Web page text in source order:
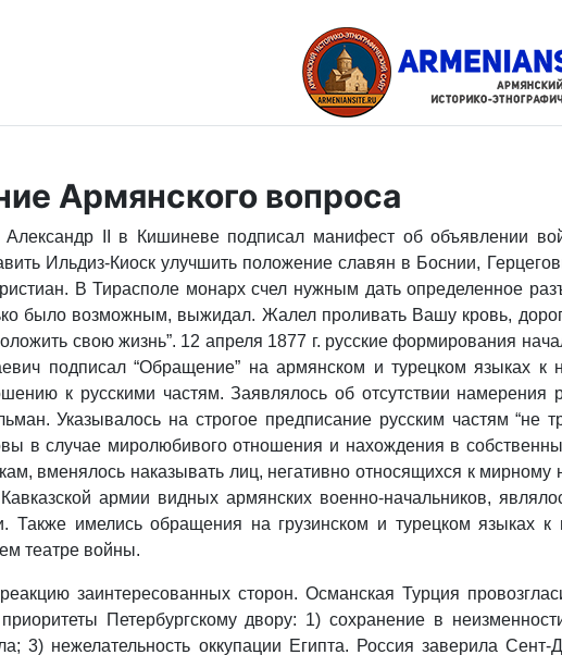
Армянского вопроса
II в Кишиневе подписал манифест об объявлении
Ильдиз-Киоск улучшить положение славян в Боснии,
В Тирасполе монарх счел нужным дать определенное
было возможным, выжидал. Жалел проливать Вашу кровь,
свою жизнь”. 12 апреля 1877 г. русские формирования
подписал “Обращение” на армянском и турецком языках
к русскими частям. Заявлялось об отсутствии намерения
Указывалось на строгое предписание русским частям “не
в случае миролюбивого отношения и нахождения в
вменялось наказывать лиц, негативно относящихся к
армии видных армянских военно-начальников,
Также имелись обращения на грузинском и турецком языках
театре войны.
заинтересованных сторон. Османская Турция
Петербургскому двору: 1) сохранение в
3) нежелательность оккупации Египта. Россия заверила